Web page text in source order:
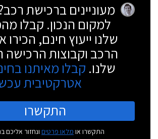
מעוניינים ברכישת
למקום הנכון. קבלו
שלנו ייעוץ חינם,
הרכב וקבוצות הרכישה
שלנו. קבלו מאיתנו
אטרקטיבית
התקשרו
התקשרו או מלאו פרטים ונחזור אליכם